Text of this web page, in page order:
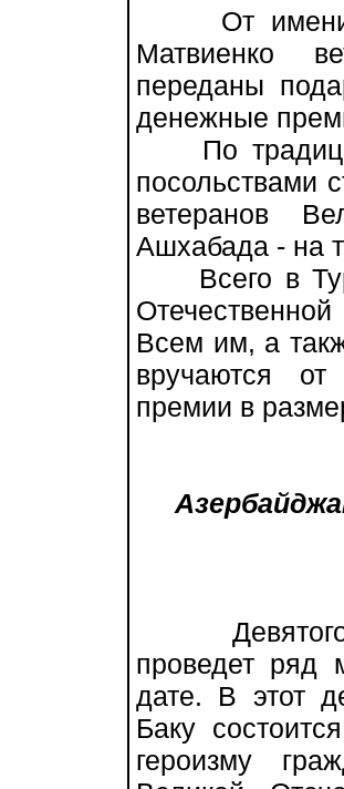
От имени
Матвиенко
переданы
денежные
По традиции
посольствами
ветеранов
Ашхабада - на
Всего в
Всем им, а
вручаются
премии в
Девятого
проведет ряд
дате. В этот
Баку
героизму